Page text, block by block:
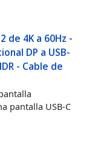
de 4K a 60Hz -
DP a USB-
- Cable de
pantalla USB-C